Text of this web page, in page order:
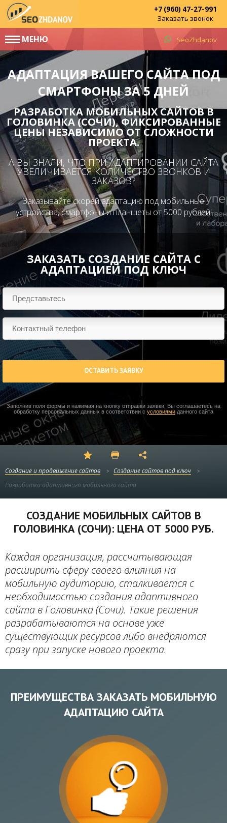
SeoZhdanov
+7 (960) 47-27-991
Заказать звонок
МЕНЮ
АДАПТАЦИЯ ВАШЕГО САЙТА ПОД
СМАРТФОНЫ ЗА 5 ДНЕЙ
РАЗРАБОТКА МОБИЛЬНЫХ САЙТОВ В
ГОЛОВИНКА (СОЧИ), ФИКСИРОВАННЫЕ
ЦЕНЫ НЕЗАВИСИМО ОТ СЛОЖНОСТИ
ПРОЕКТА.
А ВЫ ЗНАЛИ, ЧТО ПРИ АДАПТИРОВАНИИ САЙТА
УВЕЛИЧИВАЕТСЯ КОЛИЧЕСТВО ЗВОНКОВ И
ЗАКАЗОВ?
Заказывайте скорей адаптацию под мобильные
устройства, смартфоны и планшеты от 5000 рублей!
ЗАКАЗАТЬ СОЗДАНИЕ САЙТА С
АДАПТАЦИЕЙ ПОД КЛЮЧ
ОСТАВИТЬ ЗАЯВКУ
Заполнив поля формы и нажимая на кнопку отправки заявки, Вы соглашаетесь на
обработку персональных данных в соответствии с условиями данного сайта
Создание и продвижение сайтов
Создание сайтов под ключ
Разработка адаптивного мобильного сайта
СОЗДАНИЕ МОБИЛЬНЫХ САЙТОВ В
ГОЛОВИНКА (СОЧИ): ЦЕНА ОТ 5000 РУБ.
Каждая организация, рассчитывающая
расширить сферу своего влияния на
мобильную аудиторию, сталкивается с
необходимостью создания адаптивного
сайта в Головинка (Сочи). Такие решения
разрабатываются на основе уже
существующих ресурсов либо внедряются
сразу при запуске нового проекта.
ПРЕИМУЩЕСТВА ЗАКАЗАТЬ МОБИЛЬНУЮ
АДАПТАЦИЮ САЙТА